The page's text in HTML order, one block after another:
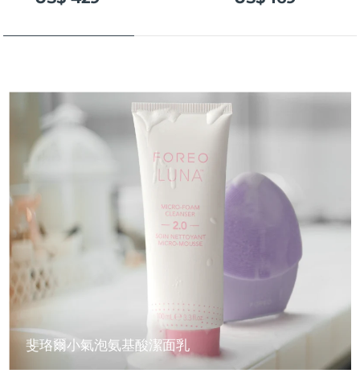
斐珞爾小氣泡氨基酸潔面乳